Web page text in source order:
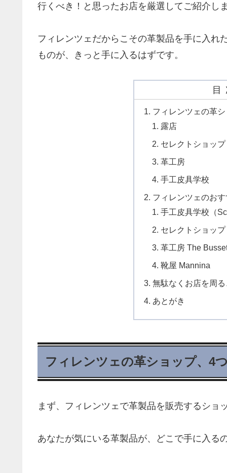
行くべき！と思ったお店を厳選してご紹介し
フィレンツェだからこその革製品を手に入れ
ものが、きっと手に入るはずです。
フィレンツェの革
露店
セレクトショップ
革工房
手工皮具学校
フィレンツェのお
手工皮具学校（
セレクトショップ
革工房 The
靴屋 Mannina
無駄なくお店を周
あとがき
フィレンツェの革ショップ、4
まず、フィレンツェで革製品を販売するショ
あなたが気にいる革製品が、どこで手に入る